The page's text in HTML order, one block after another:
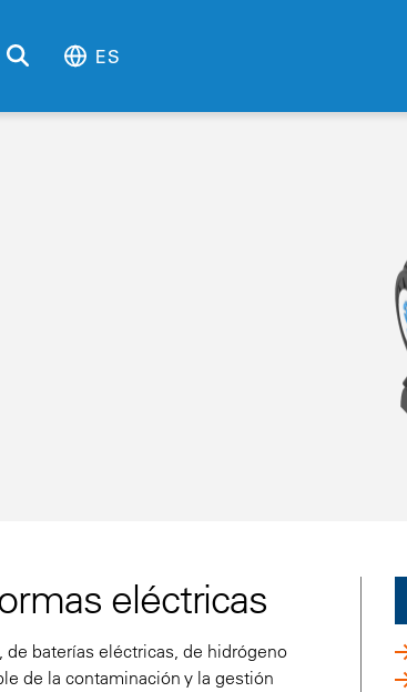
ES
eléctricas
baterías eléctricas, de hidrógeno
de la contaminación y la gestión